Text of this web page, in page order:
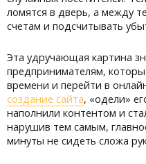
ломятся в дверь, а между
счетам и подсчитывать
Эта удручающая картина
предпринимателям,
времени и перейти в
создание сайта, «одели»
наполнили контентом и
нарушив тем самым,
минуты не сидеть сложа